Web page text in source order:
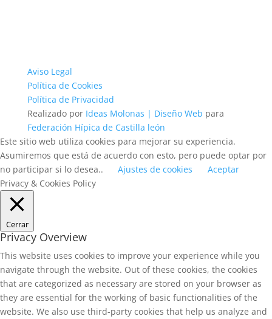
Aviso Legal
Política de Cookies
Política de Privacidad
Realizado por Ideas Molonas | Diseño Web para
Federación Hípica de Castilla león
Este sitio web utiliza cookies para mejorar su experiencia.
Asumiremos que está de acuerdo con esto, pero puede optar por
no participar si lo desea..
Ajustes de cookies
Aceptar
Privacy & Cookies Policy
Cerrar
Privacy Overview
This website uses cookies to improve your experience while you
navigate through the website. Out of these cookies, the cookies
that are categorized as necessary are stored on your browser as
they are essential for the working of basic functionalities of the
website. We also use third-party cookies that help us analyze and